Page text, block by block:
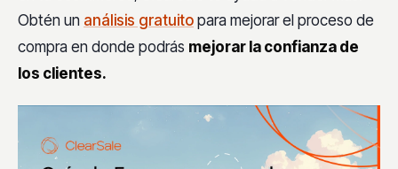
Obtén un análisis gratuito para mejorar el proceso de
compra en donde podrás mejorar la confianza de
los clientes.